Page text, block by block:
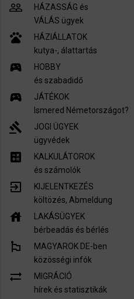
people_outline
HÁZASSÁG és
VÁLÁS ügyek
pets
HÁZIÁLLATOK
kutya-, álattartás
sports_esports
HOBBY
és szabadidő
sports_esports
JÁTÉKOK
Ismered Németországot?
gavel
JOGI ÜGYEK
ügyvédek
calculate
KALKULÁTOROK
és számolók
exit_to_app
KIJELENTKEZÉS
költözés, Abmeldung
house
LAKÁSÜGYEK
bérbeadás és bérlés
emoji_flags
MAGYAROK DE-ben
közösségi infók
sync_alt
MIGRÁCIÓ
hírek és statisztikák